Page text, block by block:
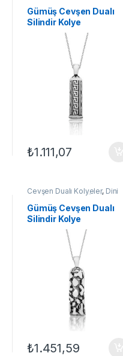
Kadın Kolyeleri,Kolye
Gümüş Cevşen Dualı
Silindir Kolye
₺1.111,07
Cevşen Dualı Kolyeler, Dini
Motifli Kolyeler
GÜMÜŞ TAKI
Kadın Kolyeleri,Kolye
Gümüş Cevşen Dualı
Silindir Kolye
₺1.451,59